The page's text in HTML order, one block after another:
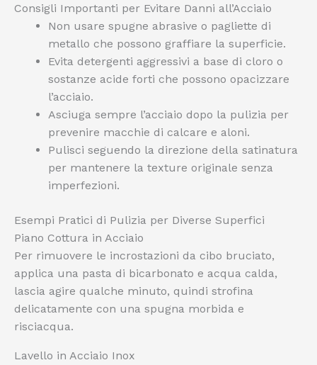
Consigli Importanti per Evitare Danni all’Acciaio
Non usare spugne abrasive o pagliette di
metallo che possono graffiare la superficie.
Evita detergenti aggressivi a base di cloro o
sostanze acide forti che possono opacizzare
l’acciaio.
Asciuga sempre l’acciaio dopo la pulizia per
prevenire macchie di calcare e aloni.
Pulisci seguendo la direzione della satinatura
per mantenere la texture originale senza
imperfezioni.
Esempi Pratici di Pulizia per Diverse Superfici
Piano Cottura in Acciaio
Per rimuovere le incrostazioni da cibo bruciato,
applica una pasta di bicarbonato e acqua calda,
lascia agire qualche minuto, quindi strofina
delicatamente con una spugna morbida e
risciacqua.
Lavello in Acciaio Inox